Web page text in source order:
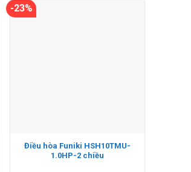
-23%
Điều hòa Funiki HSH10TMU-
1.0HP-2 chiều